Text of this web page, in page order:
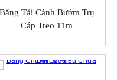
Băng Tải Cánh Bướm Trụ
Cáp Treo 11m